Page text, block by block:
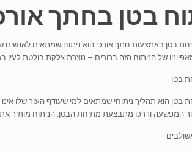
בטן בחתך
בטן באמצעות חתך אורכי הוא ניתוח שמתאים לאנשים
של הניתוח הזה ברורים – נוצרת צלקת בולטת
בטן
בטן הוא תהליך ניתוחי שמתאים למי שעודף העור שלו
המפשעה ודרכו מתבצעת מתיחת הבטן. הניתוח מותיר